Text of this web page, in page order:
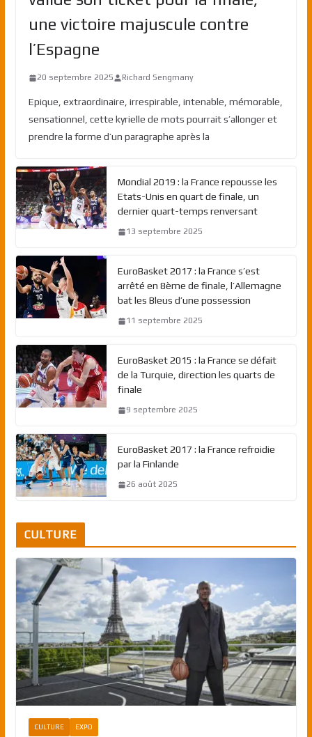
une victoire majuscule contre
l’Espagne
20 septembre 2025 Richard Sengmany
Epique, extraordinaire, irrespirable, intenable, mémorable,
sensationnel, cette kyrielle de mots pourrait s’allonger et
prendre la forme d’un paragraphe après la
Mondial 2019 : la France repousse les
Etats-Unis en quart de finale, un
dernier quart-temps renversant
13 septembre 2025
EuroBasket 2017 : la France s’est
arrêté en 8ème de finale, l’Allemagne
bat les Bleus d’une possession
11 septembre 2025
EuroBasket 2015 : la France se défait
de la Turquie, direction les quarts de
finale
9 septembre 2025
EuroBasket 2017 : la France refroidie
par la Finlande
26 août 2025
CULTURE
CULTURE EXPO